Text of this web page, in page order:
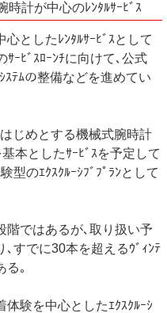
時計が中心のﾚﾝﾀﾙｻｰﾋﾞｽ
としたﾚﾝﾀﾙｻｰﾋﾞｽとして
ｰﾋﾞｽﾛｰﾝﾁに向けて､公式
ｽﾃﾑの整備などを進めてい
じめとする機械式腕時計
本としたｻｰﾋﾞｽを予定して
型のｴｸｽｸﾙｰｼﾌﾞﾌﾟﾗﾝとして
階ではあるが､取り扱い予
すでに30本を超えるｳﾞｨﾝﾃ
る｡
体験を中心としたｴｸｽｸﾙｰｼ